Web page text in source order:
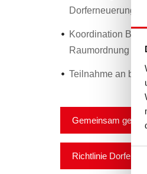
Dorferneuerung
Koordination
Raumordnung
Teilnahme an
Gemeinsam
Richtlinie